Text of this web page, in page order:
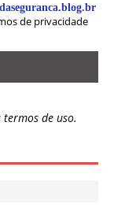
de privacidade
termos de uso.